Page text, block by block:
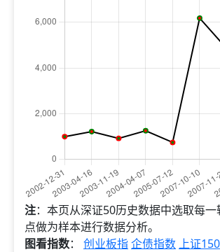
注：本页从深证50历史数据中选取每
点做为样本进行数据分析。
图看指数： 创业板指企债指数 上证150